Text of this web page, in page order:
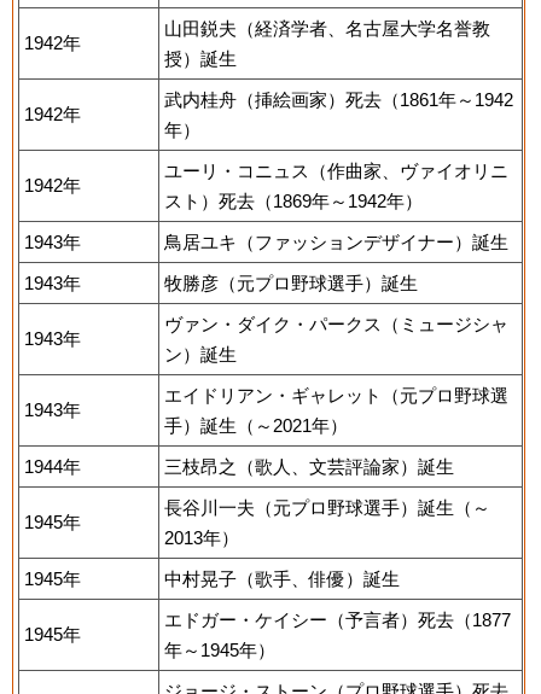
1942年
山田鋭夫（経済学者、名古屋大学名誉教
授）誕生
1942年
武内桂舟（挿絵画家）死去（1861年～1942
年）
1942年
ユーリ・コニュス（作曲家、ヴァイオリニ
スト）死去（1869年～1942年）
1943年
鳥居ユキ（ファッションデザイナー）誕生
1943年
牧勝彦（元プロ野球選手）誕生
1943年
ヴァン・ダイク・パークス（ミュージシャ
ン）誕生
1943年
エイドリアン・ギャレット（元プロ野球選
手）誕生（～2021年）
1944年
三枝昂之（歌人、文芸評論家）誕生
1945年
長谷川一夫（元プロ野球選手）誕生（～
2013年）
1945年
中村晃子（歌手、俳優）誕生
1945年
エドガー・ケイシー（予言者）死去（1877
年～1945年）